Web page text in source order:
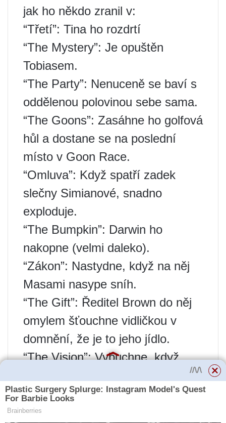
jak ho někdo zranil v:
“Třetí”: Tina ho rozdrtí
“The Mystery”: Je opuštěn
Tobiasem.
“The Party”: Nenuceně se baví s
oddělenou polovinou sebe sama.
“The Goons”: Zasáhne ho golfová
hůl a dostane se na poslední
místo v Goon Race.
“Omluva”: Když spatří zadek
slečny Simianové, snadno
exploduje.
“The Bumpkin”: Darwin ho
nakopne (velmi daleko).
“Zákon”: Nastydne, když na něj
Masami nasype sníh.
“The Gift”: Ředitel Brown do něj
omylem šťouchne vidličkou v
domnění, že je to jeho jídlo.
“The Vision”: Vybuchne, když
“The Potato”: Jeho ruka se zavře
ve skříni, když mu Gumball řekne